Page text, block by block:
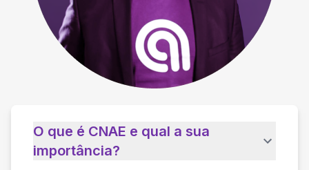
O que é CNAE e qual a sua
importância?